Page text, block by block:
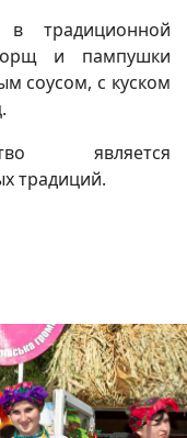
традиционной
и пампушки
соусом, с куском
является
традиций.